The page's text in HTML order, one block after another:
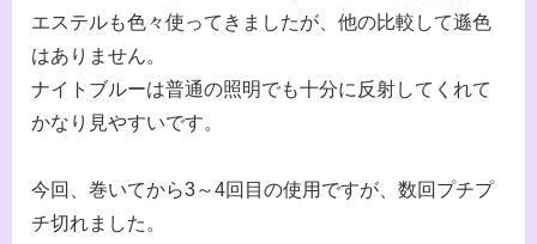
エステルも色々使ってきましたが、他の比較して遜色
はありません。
ナイトブルーは普通の照明でも十分に反射してくれて
かなり見やすいです。
今回、巻いてから3～4回目の使用ですが、数回プチプ
チ切れました。